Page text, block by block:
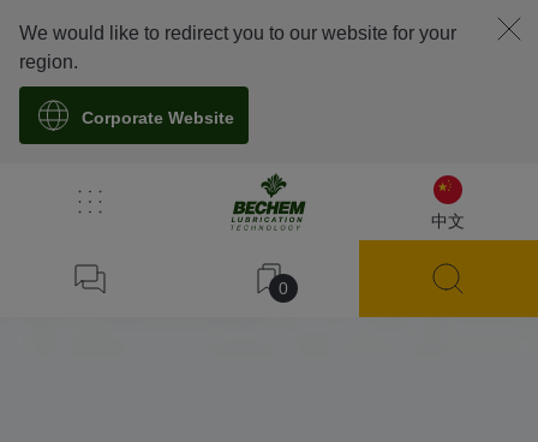
中文
0
We would like to redirect you to our website for your
region.
Corporate Website